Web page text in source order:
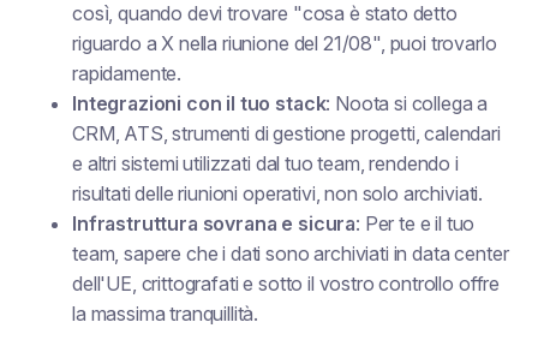
così, quando devi trovare "cosa è stato detto
riguardo a X nella riunione del 21/08", puoi trovarlo
rapidamente.
Integrazioni con il tuo stack: Noota si collega a
CRM, ATS, strumenti di gestione progetti, calendari
e altri sistemi utilizzati dal tuo team, rendendo i
risultati delle riunioni operativi, non solo archiviati.
Infrastruttura sovrana e sicura: Per te e il tuo
team, sapere che i dati sono archiviati in data center
dell'UE, crittografati e sotto il vostro controllo offre
la massima tranquillità.